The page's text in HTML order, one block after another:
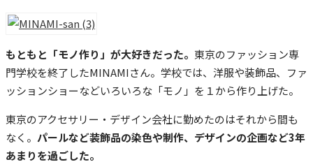
もともと「モノ作り」が大好きだった。 東京のファッション専
門学校を終了したMINAMIさん。学校では、洋服や装飾品、ファ
ッションショーなどいろいろな「モノ」を１から作り上げた。
東京のアクセサリー・デザイン会社に勤めたのはそれから間も
なく。 パールなど装飾品の染色や制作、デザインの企画など3年
あまりを過ごした。